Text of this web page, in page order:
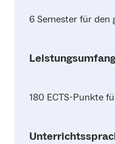
6 Semester für den
180 ECTS-Punkte